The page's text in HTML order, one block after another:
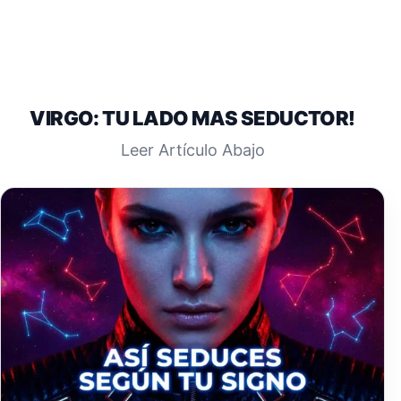
VIRGO: TU LADO MAS SEDUCTOR!
Leer Artículo Abajo